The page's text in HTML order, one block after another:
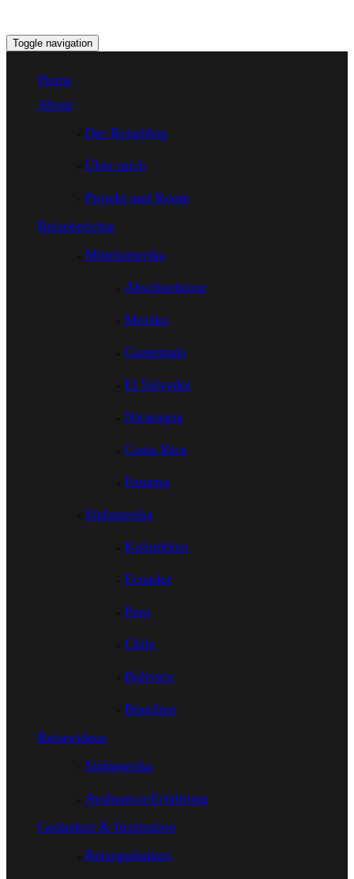
Toggle navigation
Home
About
Der Reiseblog
Über mich
Projekt und Route
Reiseberichte
Mittelamerika
Abschiedstour
Mexiko
Guatemala
El Salvador
Nicaragua
Costa Rica
Panama
Südamerika
Kolumbien
Ecuador
Peru
Chile
Bolivien
Brasilien
Reisevideos
Südamerika
Ayahuasca-Erfahrung
Gedanken & Inspiration
Reisegedanken